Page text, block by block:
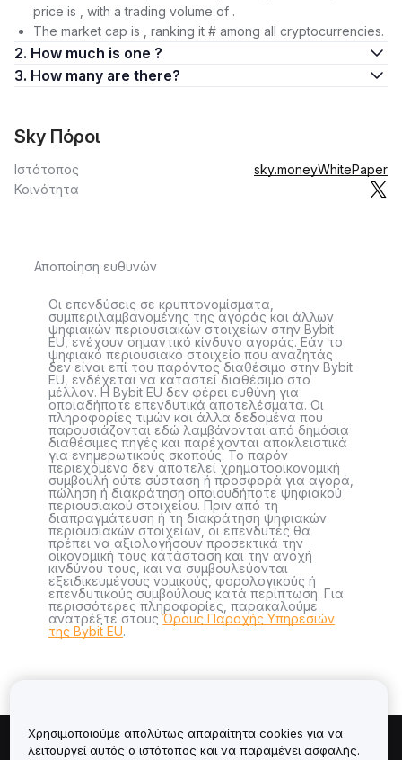
price is , with a trading volume of .
The market cap is , ranking it # among all cryptocurrencies.
2. How much is one ?
3. How many are there?
Sky Πόροι
Ιστότοπος sky.moneyWhitePaper
Κοινότητα
Αποποίηση ευθυνών
Οι επενδύσεις σε κρυπτονομίσματα,
συμπεριλαμβανομένης της αγοράς και άλλων
ψηφιακών περιουσιακών στοιχείων στην Bybit
EU, ενέχουν σημαντικό κίνδυνο αγοράς. Εάν το
ψηφιακό περιουσιακό στοιχείο που αναζητάς
δεν είναι επί του παρόντος διαθέσιμο στην Bybit
EU, ενδέχεται να καταστεί διαθέσιμο στο
μέλλον. Η Bybit EU δεν φέρει ευθύνη για
οποιαδήποτε επενδυτικά αποτελέσματα. Οι
πληροφορίες τιμών και άλλα δεδομένα που
παρουσιάζονται εδώ λαμβάνονται από δημόσια
διαθέσιμες πηγές και παρέχονται αποκλειστικά
για ενημερωτικούς σκοπούς. Το παρόν
περιεχόμενο δεν αποτελεί χρηματοοικονομική
συμβουλή ούτε σύσταση ή προσφορά για αγορά,
πώληση ή διακράτηση οποιουδήποτε ψηφιακού
περιουσιακού στοιχείου. Πριν από τη
διαπραγμάτευση ή τη διακράτηση ψηφιακών
περιουσιακών στοιχείων, οι επενδυτές θα
πρέπει να αξιολογήσουν προσεκτικά την
οικονομική τους κατάσταση και την ανοχή
κινδύνου τους, και να συμβουλεύονται
εξειδικευμένους νομικούς, φορολογικούς ή
επενδυτικούς συμβούλους κατά περίπτωση. Για
περισσότερες πληροφορίες, παρακαλούμε
ανατρέξτε στουςΌρους Παροχής Υπηρεσιών
της Bybit EU.
Χρησιμοποιούμε απολύτως απαραίτητα cookies για να
λειτουργεί αυτός ο ιστότοπος και να παραμένει ασφαλής.